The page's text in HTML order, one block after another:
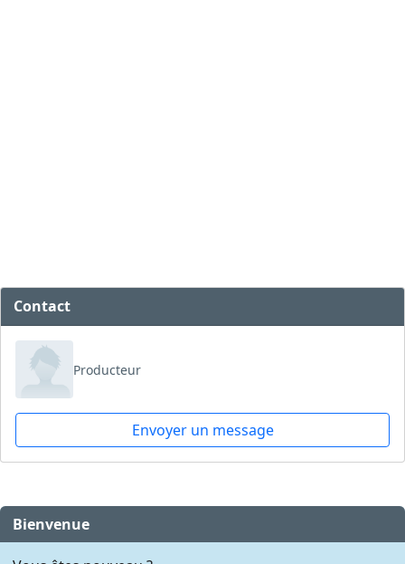
Contact
Producteur
Envoyer un message
Bienvenue